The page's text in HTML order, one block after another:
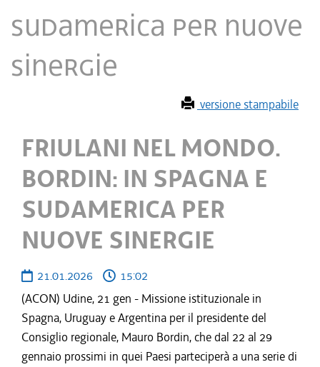
SUDAMERICA PER NUOVE
SINERGIE
versione stampabile
FRIULANI NEL MONDO.
BORDIN: IN SPAGNA E
SUDAMERICA PER
NUOVE SINERGIE
21.01.2026
15:02
(ACON) Udine, 21 gen - Missione istituzionale in
Spagna, Uruguay e Argentina per il presidente del
Consiglio regionale, Mauro Bordin, che dal 22 al 29
gennaio prossimi in quei Paesi parteciperà a una serie di